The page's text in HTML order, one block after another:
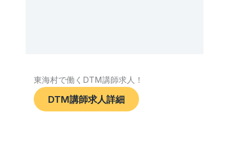
東海村で働くDTM講師求人！
DTM講師求人詳細